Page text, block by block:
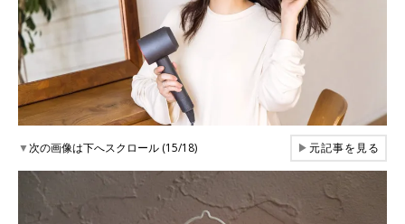
▼次の画像は下へスクロール (15/18) ▶元記事を見る